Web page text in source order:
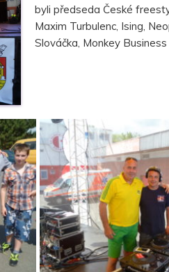
byli předseda České
Maxim Turbulenc, Ising,
Slováčka, Monkey